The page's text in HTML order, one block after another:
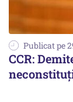
Publicat pe
CCR: